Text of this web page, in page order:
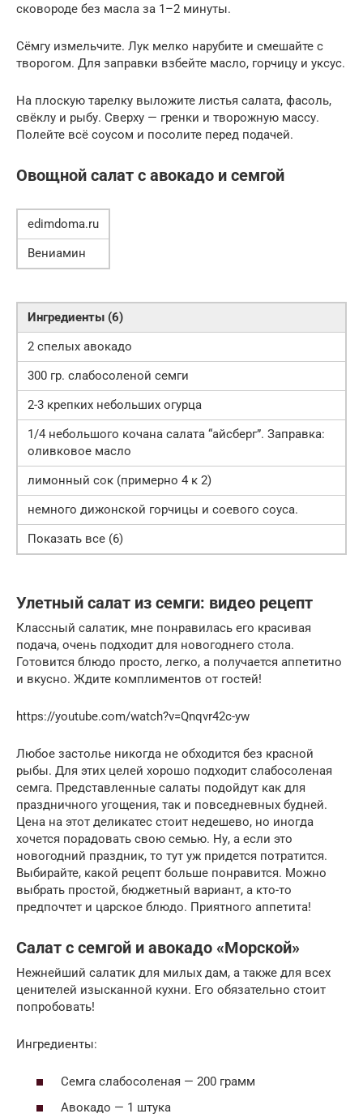
сковороде без масла за 1–2 минуты.
Сёмгу измельчите. Лук мелко нарубите и смешайте с
творогом. Для заправки взбейте масло, горчицу и уксус.
На плоскую тарелку выложите листья салата, фасоль,
свёклу и рыбу. Сверху — гренки и творожную массу.
Полейте всё соусом и посолите перед подачей.
Овощной салат с авокадо и семгой
edimdoma.ru
Вениамин
Ингредиенты (6)
2 спелых авокадо
300 гр. слабосоленой семги
2-3 крепких небольших огурца
1/4 небольшого кочана салата “айсберг”. Заправка:
оливковое масло
лимонный сок (примерно 4 к 2)
немного дижонской горчицы и соевого соуса.
Показать все (6)
Улетный салат из семги: видео рецепт
Классный салатик, мне понравилась его красивая
подача, очень подходит для новогоднего стола.
Готовится блюдо просто, легко, а получается аппетитно
и вкусно. Ждите комплиментов от гостей!
https://youtube.com/watch?v=Qnqvr42c-yw
Любое застолье никогда не обходится без красной
рыбы. Для этих целей хорошо подходит слабосоленая
семга. Представленные салаты подойдут как для
праздничного угощения, так и повседневных будней.
Цена на этот деликатес стоит недешево, но иногда
хочется порадовать свою семью. Ну, а если это
новогодний праздник, то тут уж придется потратится.
Выбирайте, какой рецепт больше понравится. Можно
выбрать простой, бюджетный вариант, а кто-то
предпочтет и царское блюдо. Приятного аппетита!
Салат с семгой и авокадо «Морской»
Нежнейший салатик для милых дам, а также для всех
ценителей изысканной кухни. Его обязательно стоит
попробовать!
Ингредиенты:
Семга слабосоленая — 200 грамм
Авокадо — 1 штука